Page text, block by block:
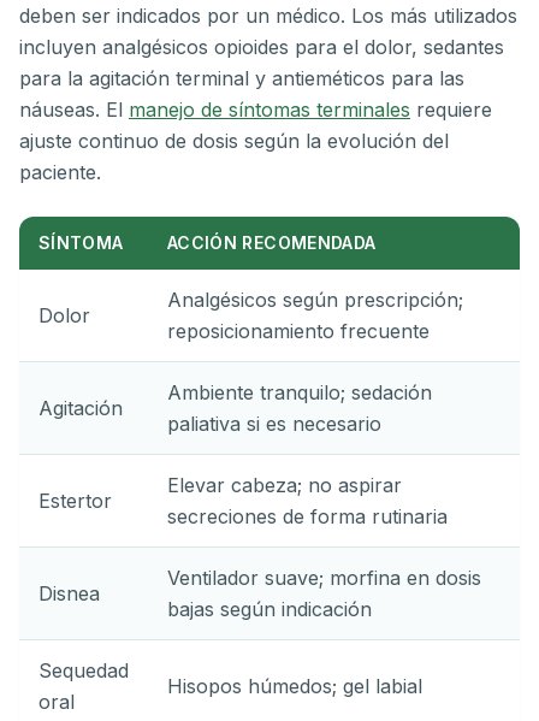
deben ser indicados por un médico. Los más utilizados
incluyen analgésicos opioides para el dolor, sedantes
para la agitación terminal y antieméticos para las
náuseas. El manejo de síntomas terminales requiere
ajuste continuo de dosis según la evolución del
paciente.
SÍNTOMA ACCIÓN RECOMENDADA
Dolor
Analgésicos según prescripción;
reposicionamiento frecuente
Agitación
Ambiente tranquilo; sedación
paliativa si es necesario
Estertor
Elevar cabeza; no aspirar
secreciones de forma rutinaria
Disnea
Ventilador suave; morfina en dosis
bajas según indicación
Sequedad
oral
Hisopos húmedos; gel labial